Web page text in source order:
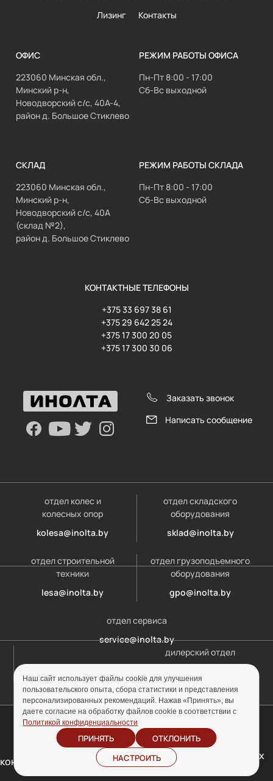
Лизинг
Контакты
ОФИС
223060 Минская обл.,
Минский р-н,
Новодворский с/с, 40А-4,
район д. Большое Стиклево
РЕЖИМ РАБОТЫ ОФИСА
Пн-Пт 8:00 - 17:00
Сб-Вс выходной
СКЛАД
223060 Минская обл.,
Минский р-н,
Новодворский с/с, 40А
(склад №2),
район д. Большое Стиклево
РЕЖИМ РАБОТЫ СКЛАДА
Пн-Пт 8:00 - 17:00
Сб-Вс выходной
КОНТАКТНЫЕ ТЕЛЕФОНЫ
+375 33 697 38 61
+375 29 642 25 24
+375 17 300 20 05
+375 17 300 30 06
Заказать звонок
Написать сообщение
отдел колес и
колесных опор
kolesa@inolta.by
отдел складского
оборудования
sklad@inolta.by
отдел строительной
техники
lesa@inolta.by
отдел грузоподъемного
оборудования
gpo@inolta.by
отдел сервиса
service@inolta.by
дилерский отдел
© ООО «Инолта» 2010-2026 г. УНП 691302759
Политика
конфиденциальности
Отзыв согласия на
обработку персональных
Наш сайт использует файлы cookie для улучшения
пользовательского опыта, сбора статистики и представления
персонализированных рекомендаций. Нажав «Принять», вы
даете согласие на обработку файлов cookie в соответствии с
Политикой конфиденциальности
ПРИНЯТЬ
ОТКЛОНИТЬ
НАСТРОИТЬ